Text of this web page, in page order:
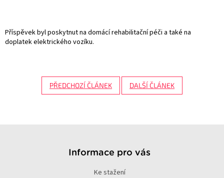
Příspěvek byl poskytnut na domácí rehabilitační péči a také na
doplatek elektrického vozíku.
PŘEDCHOZÍ ČLÁNEK DALŠÍ ČLÁNEK
Informace pro vás
Ke stažení